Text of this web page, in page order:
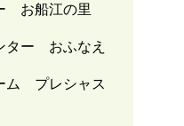
お船江の里
ター おふなえ
ム プレシャス